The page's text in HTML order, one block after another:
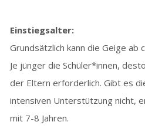
Einstiegsalter:
Grundsätzlich kann die Geige ab
Je jünger die Schüler*innen,
der Eltern erforderlich. Gibt es
intensiven Unterstützung nicht,
mit 7-8 Jahren.